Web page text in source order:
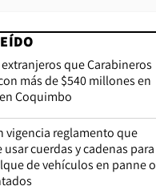
que Carabineros
más de $540 millones en
Coquimbo
vigencia reglamento que
cuerdas y cadenas para
de vehículos en panne o